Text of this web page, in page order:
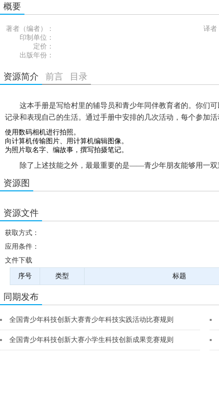
概要
著者（编者）：
译者
印制单位：
定价：
出版年份：
资源简介 前言 目录
这本手册是写给村里的辅导员和青少年同伴教育者的。你们可
记录和表现自己的生活。通过手册中安排的几次活动，每个参加
使用数码相机进行拍照。
向计算机传输图片、用计算机编辑图像。
为照片取名字、编故事，撰写拍摄笔记。
除了上述技能之外，最最重要的是——青少年朋友能够用一双
资源图
资源文件
获取方式：
应用条件：
文件下载
序号 类型 标题
同期发布
全国青少年科技创新大赛青少年科技实践活动比赛规则
全国青少年科技创新大赛小学生科技创新成果竞赛规则